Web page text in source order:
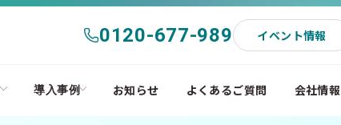
0120-677-989 イベント情報
導入事例 お知らせ よくあるご質問 会社情報